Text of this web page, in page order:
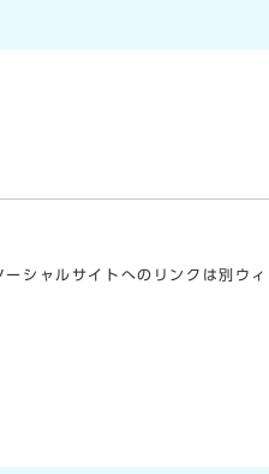
ーシャルサイトへのリンクは別ウ